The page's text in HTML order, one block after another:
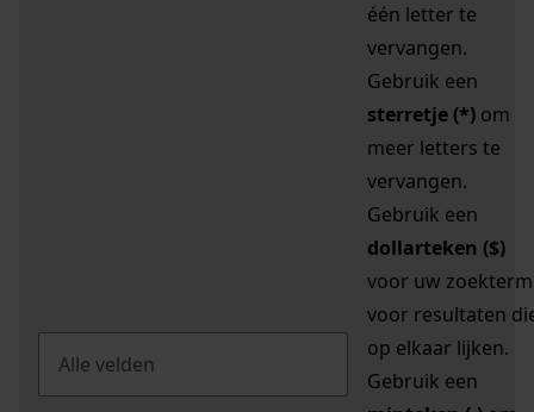
één letter te
vervangen.
Gebruik een
sterretje (*) om
meer letters te
vervangen.
Gebruik een
dollarteken ($)
voor uw zoekterm
voor resultaten
op elkaar lijken.
Gebruik een